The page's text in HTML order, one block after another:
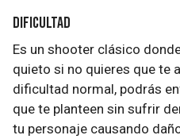
Dificultad
Es un shooter clásico
quieto si no quieres que te
dificultad normal, podrás
que te planteen sin sufrir
tu personaje causando